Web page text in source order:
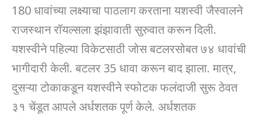
180 धावांच्या लक्ष्याचा पाठलाग करताना यशस्वी जैस्वालने
राजस्थान रॉयल्सला झंझावाती सुरुवात करून दिली.
यशस्वीने पहिल्या विकेटसाठी जोस बटलरसोबत ७४ धावांची
भागीदारी केली. बटलर 35 धावा करून बाद झाला. मात्र,
दुसऱ्या टोकाकडून यशस्वीने स्फोटक फलंदाजी सुरू ठेवत
३१ चेंडूत आपले अर्धशतक पूर्ण केले. अर्धशतक